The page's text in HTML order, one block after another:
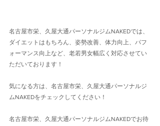
名古屋市栄、久屋大通パーソナルジムNAKEDでは、
ダイエットはもちろん、姿勢改善、体力向上、パフ
ォーマンス向上など、老若男女幅広く対応させてい
ただいております！
気になる方は、名古屋市栄、久屋大通パーソナルジ
ムNAKEDをチェックしてください！
名古屋市栄、久屋大通パーソナルジムNAKEDでお待